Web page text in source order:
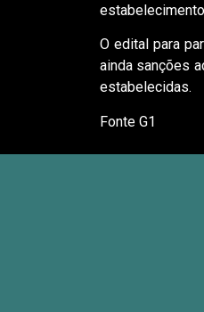
O edital para
ainda sanções
estabelecidas.
Fonte G1